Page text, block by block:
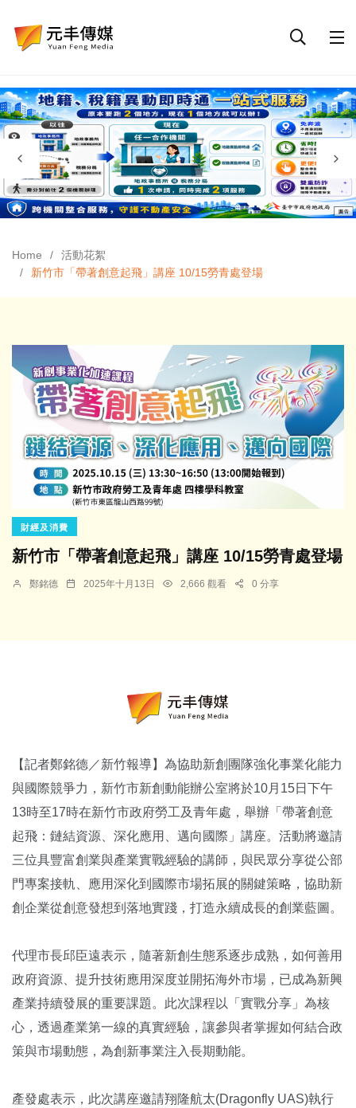
Home
活動花絮
新竹市「帶著創意起飛」講座 10/15勞青處登場
財經及消費
新竹市「帶著創意起飛」講座 10/15勞青處登場
鄭銘德 2025年十月13日 2,666 觀看 0 分享
【記者鄭銘德／新竹報導】為協助新創團隊強化事業化能力
與國際競爭力，新竹市新創動能辦公室將於10月15日下午
13時至17時在新竹市政府勞工及青年處，舉辦「帶著創意
起飛：鏈結資源、深化應用、邁向國際」講座。活動將邀請
三位具豐富創業與產業實戰經驗的講師，與民眾分享從公部
門專案接軌、應用深化到國際市場拓展的關鍵策略，協助新
創企業從創意發想到落地實踐，打造永續成長的創業藍圖。
代理市長邱臣遠表示，隨著新創生態系逐步成熟，如何善用
政府資源、提升技術應用深度並開拓海外市場，已成為新興
產業持續發展的重要課題。此次課程以「實戰分享」為核
心，透過產業第一線的真實經驗，讓參與者掌握如何結合政
策與市場動態，為創新事業注入長期動能。
產發處表示，此次講座邀請翔隆航太(Dragonfly UAS)執行